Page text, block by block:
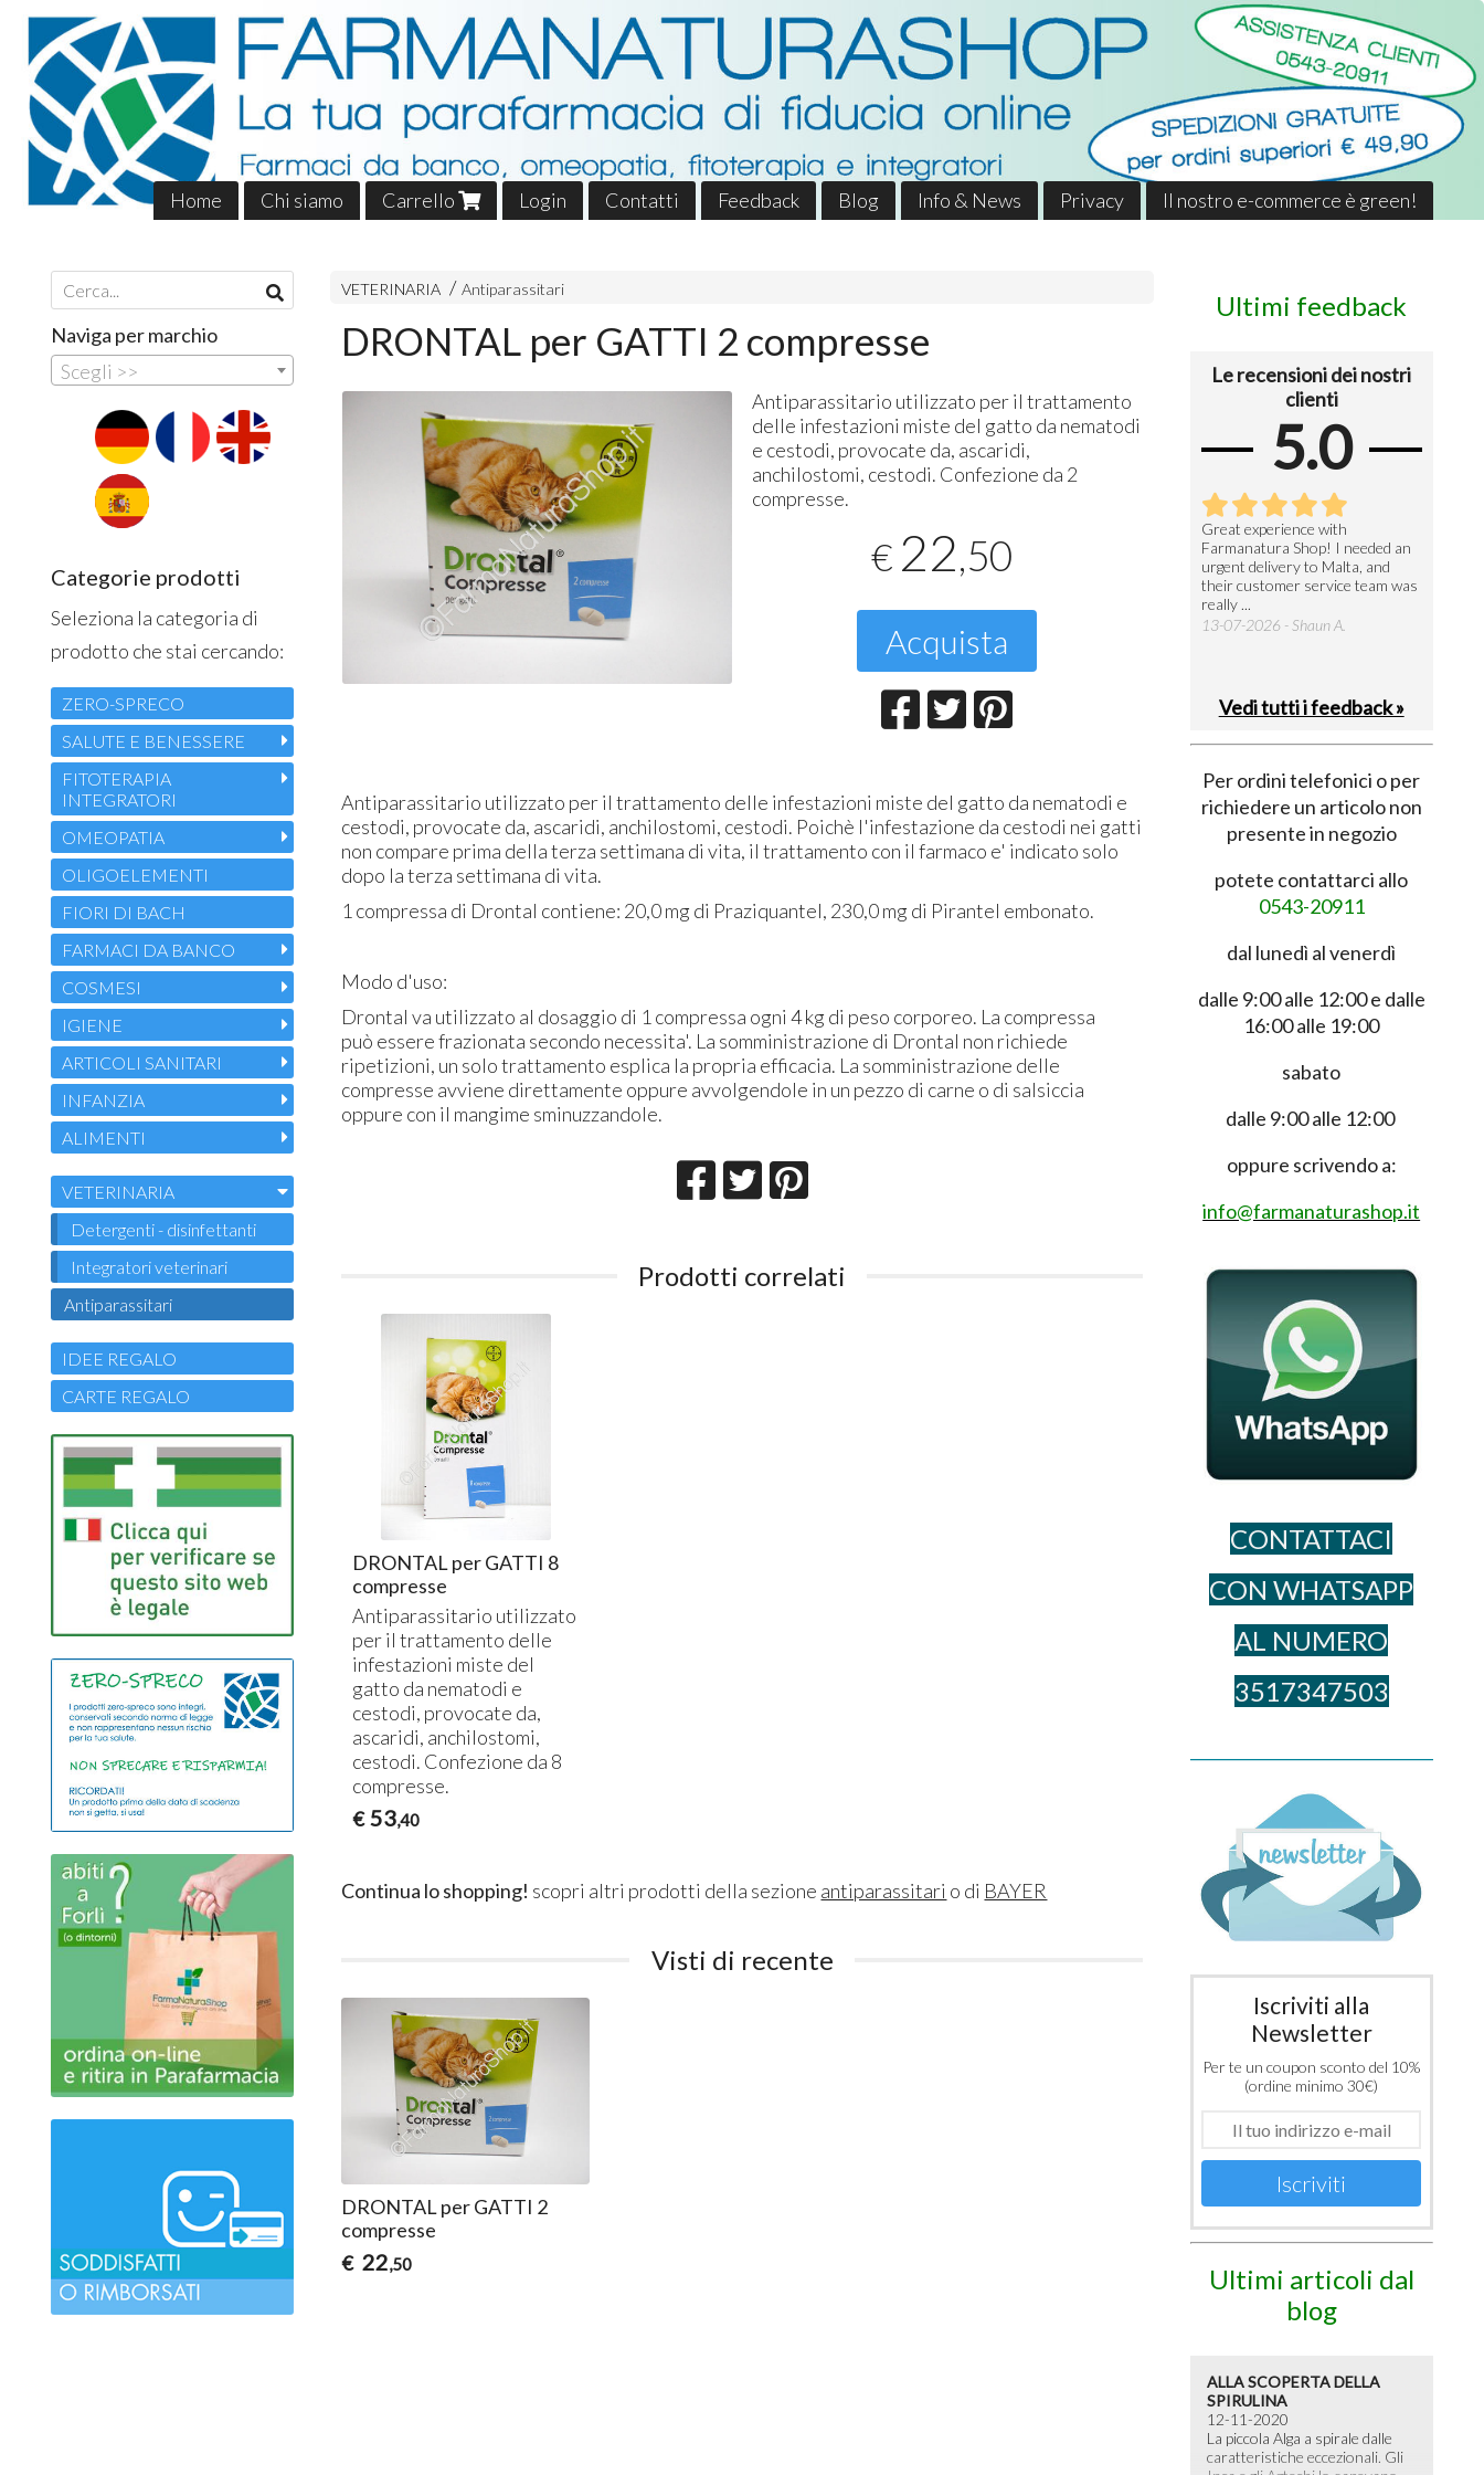
Home Chi siamo Carrello Login Contatti Feedback Blog Info & News Privacy Il nostro e-commerce è green!
VETERINARIA Antiparassitari
DRONTAL per GATTI 2 compresse
Antiparassitario utilizzato per il trattamento
delle infestazioni miste del gatto da nematodi
e cestodi, provocate da, ascaridi,
anchilostomi, cestodi. Confezione da 2
compresse.
€ 22,50
Acquista
Antiparassitario utilizzato per il trattamento delle infestazioni miste del gatto da nematodi e
cestodi, provocate da, ascaridi, anchilostomi, cestodi. Poichè l'infestazione da cestodi nei gatti
non compare prima della terza settimana di vita, il trattamento con il farmaco e' indicato solo
dopo la terza settimana di vita.
1 compressa di Drontal contiene: 20,0 mg di Praziquantel, 230,0 mg di Pirantel embonato.
Modo d'uso:
Drontal va utilizzato al dosaggio di 1 compressa ogni 4 kg di peso corporeo. La compressa
può essere frazionata secondo necessita'. La somministrazione di Drontal non richiede
ripetizioni, un solo trattamento esplica la propria efficacia. La somministrazione delle
compresse avviene direttamente oppure avvolgendole in un pezzo di carne o di salsiccia
oppure con il mangime sminuzzandole.
Prodotti correlati
DRONTAL per GATTI 8
compresse
Antiparassitario utilizzato
per il trattamento delle
infestazioni miste del
gatto da nematodi e
cestodi, provocate da,
ascaridi, anchilostomi,
cestodi. Confezione da 8
compresse.
€ 53,40
Continua lo shopping! scopri altri prodotti della sezione antiparassitari o di BAYER
Visti di recente
DRONTAL per GATTI 2
compresse
€ 22,50
Naviga per marchio
Scegli >>
Categorie prodotti
Seleziona la categoria di
prodotto che stai cercando:
ZERO-SPRECO
SALUTE E BENESSERE
FITOTERAPIA
INTEGRATORI
OMEOPATIA
OLIGOELEMENTI
FIORI DI BACH
FARMACI DA BANCO
COSMESI
IGIENE
ARTICOLI SANITARI
INFANZIA
ALIMENTI
VETERINARIA
Detergenti - disinfettanti
Integratori veterinari
Antiparassitari
IDEE REGALO
CARTE REGALO
Ultimi feedback
Le recensioni dei nostri
clienti
5.0
27-07-2026 - Ruggero V.
Great experience with
Farmanatura Shop! I needed an
urgent delivery to Malta, and
their customer service team was
really ...
13-07-2026 - Shaun A.
Vedi tutti i feedback »
Per ordini telefonici o per
richiedere un articolo non
presente in negozio
potete contattarci allo
0543-20911
dal lunedì al venerdì
dalle 9:00 alle 12:00 e dalle
16:00 alle 19:00
sabato
dalle 9:00 alle 12:00
oppure scrivendo a:
info@farmanaturashop.it
CONTATTACI
CON WHATSAPP
AL NUME​RO
3517347503
Iscriviti alla
Newsletter
Per te un coupon sconto del 10%
(ordine minimo 30€)
Iscriviti
Ultimi articoli dal
blog
ALLA SCOPERTA DELLA
SPIRULINA
12-11-2020
La piccola Alga a spirale dalle
caratteristiche eccezionali. Gli